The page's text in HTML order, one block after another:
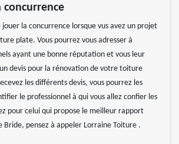
jouer la concurrence lorsque vus avez un projet
plate. Vous pourrez vous adresser à
ayant une bonne réputation et vous leur
devis pour la rénovation de votre toiture
les différents devis, vous pourrez les
le professionnel à qui vous allez confier les
pour celui qui propose le meilleur rapport
Bride, pensez à appeler Lorraine Toiture .